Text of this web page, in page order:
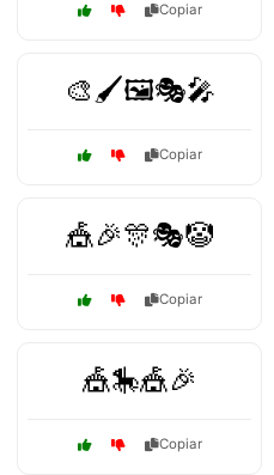
Copiar
🎨🖌️🖼️🎭🎤
Copiar
🎪🎉🎊🎭🤡
Copiar
🎪🎠🎪🎉
Copiar